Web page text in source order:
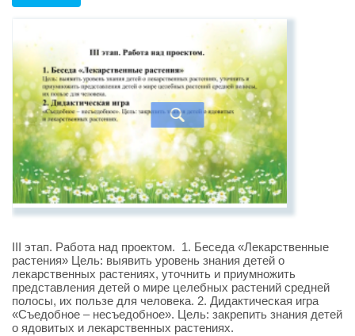
III этап. Работа над проектом. 1. Беседа «Лекарственные
растения» Цель: выявить уровень знания детей о
лекарственных растениях, уточнить и приумножить
представления детей о мире целебных растений средней
полосы, их пользе для человека. 2. Дидактическая игра
«Съедобное – несъедобное». Цель: закрепить знания детей
о ядовитых и лекарственных растениях.